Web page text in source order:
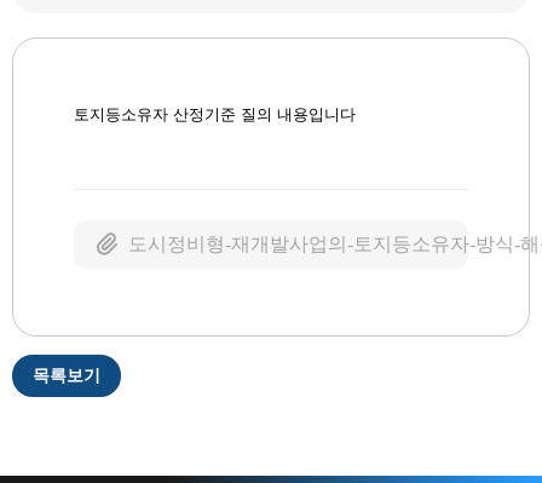
토지등소유자 산정기준 질의 내용입니다
도시정비형-재개발사업의-토지등소유자-방식-해
목록보기